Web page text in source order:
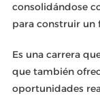
consolidándose
para construir un
Es una carrera
que también
oportunidades